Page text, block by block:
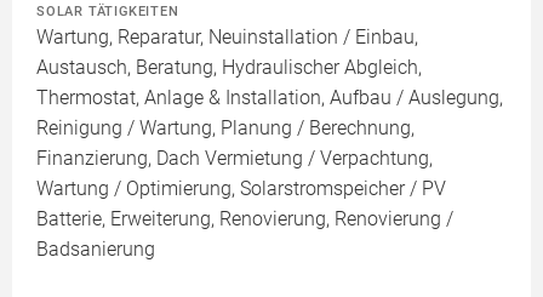
SOLAR TÄTIGKEITEN
Wartung, Reparatur, Neuinstallation / Einbau,
Austausch, Beratung, Hydraulischer Abgleich,
Thermostat, Anlage & Installation, Aufbau / Auslegung,
Reinigung / Wartung, Planung / Berechnung,
Finanzierung, Dach Vermietung / Verpachtung,
Wartung / Optimierung, Solarstromspeicher / PV
Batterie, Erweiterung, Renovierung, Renovierung /
Badsanierung